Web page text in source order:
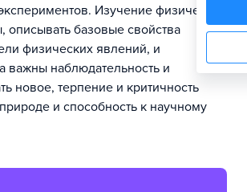
Изучение физических
описывать базовые свойства
физических явлений, и
важны наблюдательность и
новое, терпение и критичность
и способность к научному